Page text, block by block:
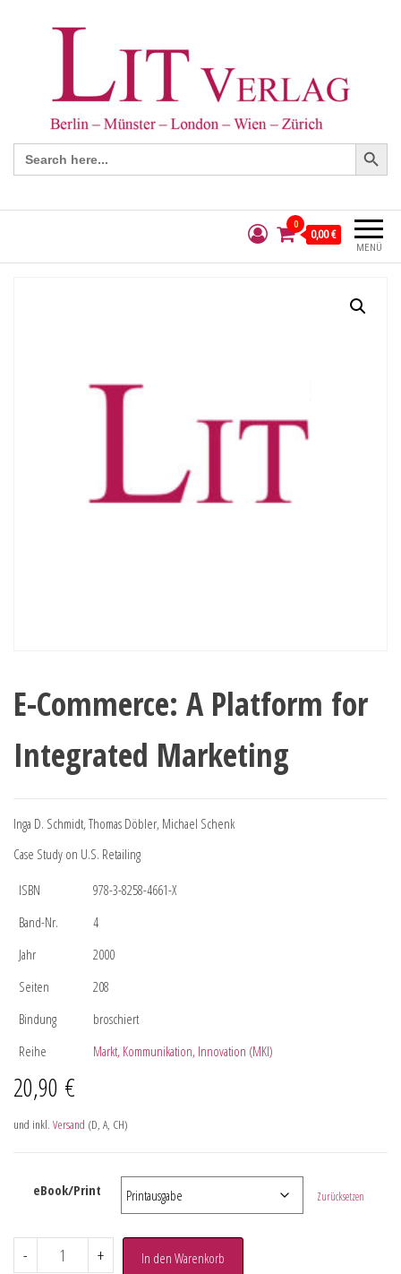
Search
for:
Search Button
MENÜ
0
0,00 €
E-Commerce: A Platform for
Integrated Marketing
Inga D. Schmidt, Thomas Döbler, Michael Schenk
Case Study on U.S. Retailing
ISBN
978-3-8258-4661-X
Band-Nr.
4
Jahr
2000
Seiten
208
Bindung
broschiert
Reihe
Markt, Kommunikation, Innovation (MKI)
20,90 €
und inkl. Versand (D, A, CH)
eBook/Print Zurücksetzen
- + In den Warenkorb